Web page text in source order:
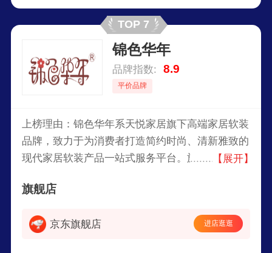
TOP 7
锦色华年
品牌指数: 8.9
平价品牌
上榜理由：锦色华年系天悦家居旗下高端家居软装
品牌，致力于为消费者打造简约时尚、清新雅致的
现代家居软装产品一站式服务平台。旗下主营桌布
【展开】
旗舰店
京东旗舰店 进店逛逛